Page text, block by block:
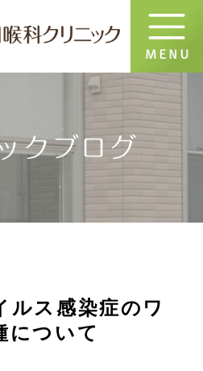
クブログ
ルス感染症のワ
について